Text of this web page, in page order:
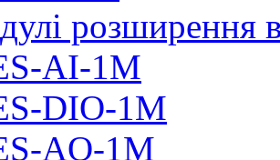
розширення
AI-1M
DIO-1М
AO-1М